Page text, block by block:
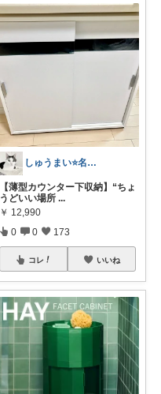
しゅうまい⭐️名前つけ☆*:.｡
【薄型カウンター下収納】“ちょ
うどいい場所 ...
￥ 12,990
0 0 173
コレ いいね